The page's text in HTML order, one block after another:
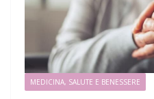
MEDICINA, SALUTE E BENESSERE